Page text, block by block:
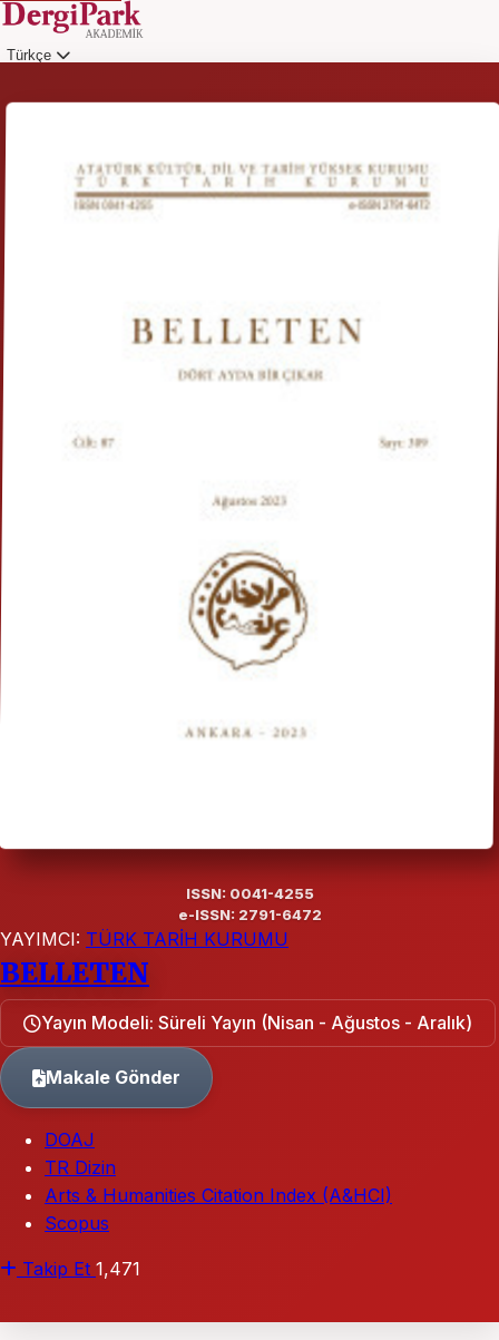
Türkçe
ISSN: 0041-4255
e-ISSN: 2791-6472
YAYIMCI: TÜRK TARİH KURUMU
BELLETEN
Yayın Modeli: Süreli Yayın (Nisan - Ağustos - Aralık)
Makale Gönder
DOAJ
TR Dizin
Arts & Humanities Citation Index (A&HCI)
Scopus
Takip Et 1,471